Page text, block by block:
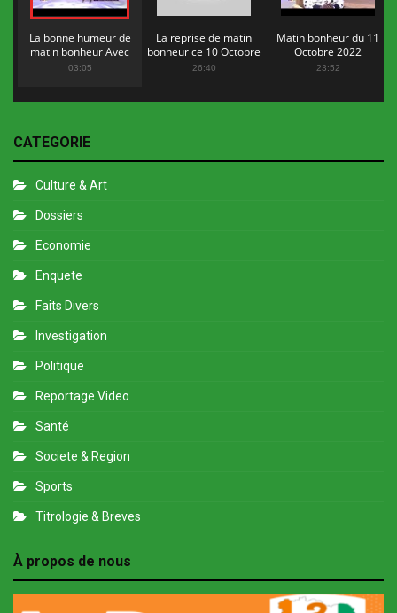
La bonne humeur de
matin bonheur Avec
Flopy Mendosa
03:05
La reprise de matin
bonheur ce 10 Octobre
2022
26:40
Matin bonheur du 11
Octobre 2022
23:52
CATEGORIE
Culture & Art
Dossiers
Economie
Enquete
Faits Divers
Investigation
Politique
Reportage Video
Santé
Societe & Region
Sports
Titrologie & Breves
À propos de nous